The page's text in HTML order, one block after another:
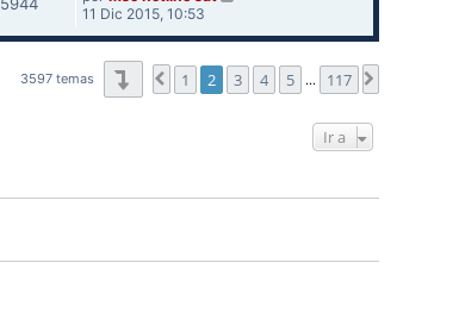
11 Dic 2015, 10:53
3597 temas Página de 117
Anterior
1 2 3 4 5 … 117
Ir a